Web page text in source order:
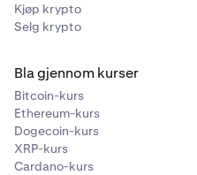
Kjøp krypto
Selg krypto
Bla gjennom kurser
Bitcoin-kurs
Ethereum-kurs
Dogecoin-kurs
XRP-kurs
Cardano-kurs